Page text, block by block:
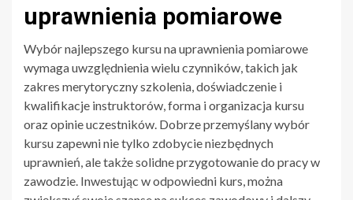
uprawnienia pomiarowe
Wybór najlepszego kursu na uprawnienia pomiarowe
wymaga uwzględnienia wielu czynników, takich jak
zakres merytoryczny szkolenia, doświadczenie i
kwalifikacje instruktorów, forma i organizacja kursu
oraz opinie uczestników. Dobrze przemyślany wybór
kursu zapewni nie tylko zdobycie niezbędnych
uprawnień, ale także solidne przygotowanie do pracy w
zawodzie. Inwestując w odpowiedni kurs, można